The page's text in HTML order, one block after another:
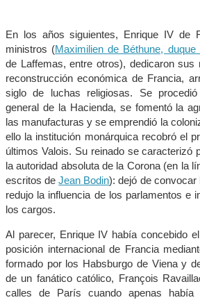
En los años siguientes, Enrique IV de
ministros (Maximilien de Béthune, duque
de Laffemas, entre otros), dedicaron
reconstrucción económica de Francia,
siglo de luchas religiosas. Se
general de la Hacienda, se fomentó la
las manufacturas y se emprendió la
ello la institución monárquica recobró el
últimos Valois. Su reinado se caracterizó
la autoridad absoluta de la Corona (en la
escritos deJean Bodin): dejó de
redujo la influencia de los parlamentos e
los cargos.
Al parecer, Enrique IV había concebido
posición internacional de Francia
formado por los Habsburgo de Viena y
de un fanático católico, François
calles de París cuando apenas había